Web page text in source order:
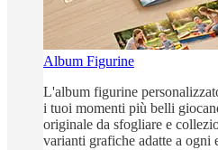
Album Figurine
L'album figurine
i tuoi momenti più belli
originale da sfogliare e
varianti grafiche adatte a ogni